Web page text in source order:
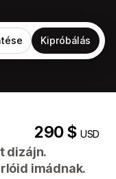
Kipróbálás
290 $USD
dizájn.
imádnak.